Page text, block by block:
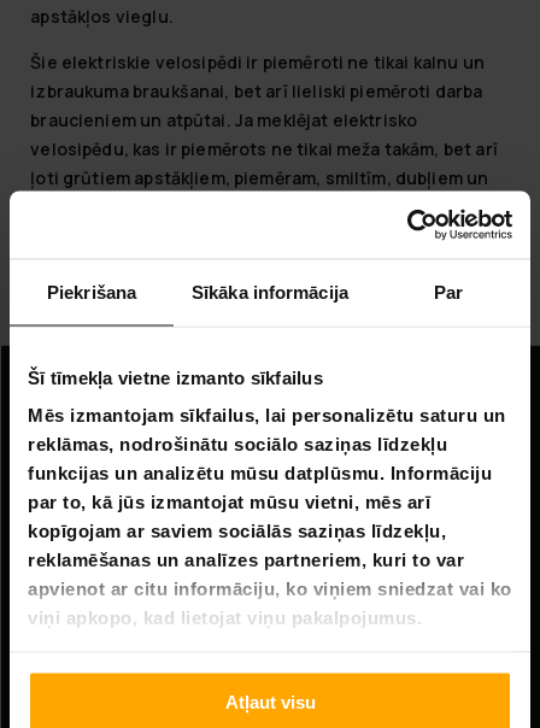
Piekrišana Sīkāka informācija Par
Šī tīmekļa vietne izmanto sīkfailus
Mēs izmantojam sīkfailus, lai personalizētu saturu un
reklāmas, nodrošinātu sociālo saziņas līdzekļu
funkcijas un analizētu mūsu datplūsmu. Informāciju
par to, kā jūs izmantojat mūsu vietni, mēs arī
kopīgojam ar saviem sociālās saziņas līdzekļu,
reklamēšanas un analīzes partneriem, kuri to var
apvienot ar citu informāciju, ko viņiem sniedzat vai ko
viņi apkopo, kad lietojat viņu pakalpojumus.
Atļaut visu
apstākļos vieglu.
Šie elektriskie velosipēdi ir piemēroti ne tikai kalnu un
izbraukuma braukšanai, bet arī lieliski piemēroti darba
braucieniem un atpūtai. Ja meklējat elektrisko
velosipēdu, kas ir piemērots ne tikai meža takām, bet arī
ļoti grūtiem apstākļiem, piemēram, smiltīm, dubļiem un
sniega segām, tad iepazīstieties arī ar elektriskajiem
Jūs varat arī iegādāties darba velosipēdu. Skatiet darba
Informācija
Uzņēmuma informācija
Par mums
Klientu apkalpošana
FAQ - Biežāk uzdotie jautājumi